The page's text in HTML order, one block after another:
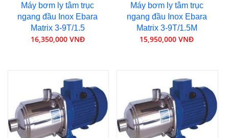
Máy bơm ly tâm trục
ngang đầu Inox Ebara
Matrix 3-9T/1.5
16,350,000 VNĐ
Máy bơm ly tâm trục
ngang đầu Inox Ebara
Matrix 3-9T/1.5M
15,950,000 VNĐ